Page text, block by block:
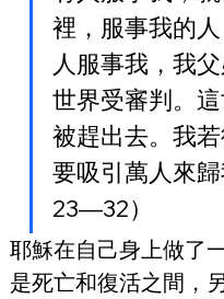
裡，服事我的
人服事我，我
世界受審判。
被趕出去。我
要吸引萬人來
23—32）
耶穌在自己身上做了
是死亡和復活之間，